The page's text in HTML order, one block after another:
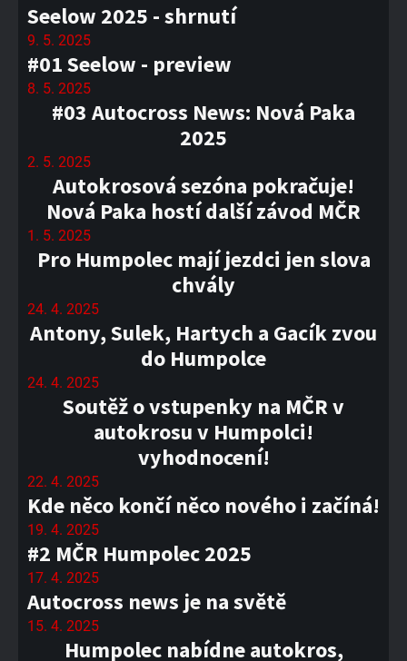
Seelow 2025 - shrnutí
9. 5. 2025
#01 Seelow - preview
8. 5. 2025
#03 Autocross News: Nová Paka
2025
2. 5. 2025
Autokrosová sezóna pokračuje!
Nová Paka hostí další závod MČR
1. 5. 2025
Pro Humpolec mají jezdci jen slova
chvály
24. 4. 2025
Antony, Sulek, Hartych a Gacík zvou
do Humpolce
24. 4. 2025
Soutěž o vstupenky na MČR v
autokrosu v Humpolci!
vyhodnocení!
22. 4. 2025
Kde něco končí něco nového i začíná!
19. 4. 2025
#2 MČR Humpolec 2025
17. 4. 2025
Autocross news je na světě
15. 4. 2025
Humpolec nabídne autokros,